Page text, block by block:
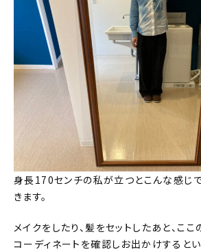
身長170センチの私が立つとこんな感じ
きます。
メイクをしたり、髪をセットしたあと、こ
コーディネートを確認しお出かけすると